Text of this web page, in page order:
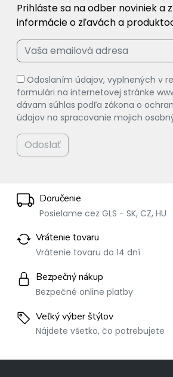
Prihláste sa na odber noviniek a
informácie o zľavách a
Odoslaním údajov, vyplnených v
formulári na internetovej stránke
dávam súhlas podľa zákona o
údajov na spracovanie mojich
Odoslať
Doručenie
Posielame cez GLS - SK, CZ, HU
Vrátenie tovaru
Vrátenie tovaru do 14 dní
Bezpečný nákup
Bezpečné online platby
Veľký výber štýlov
Nájdete všetko, čo potrebujete